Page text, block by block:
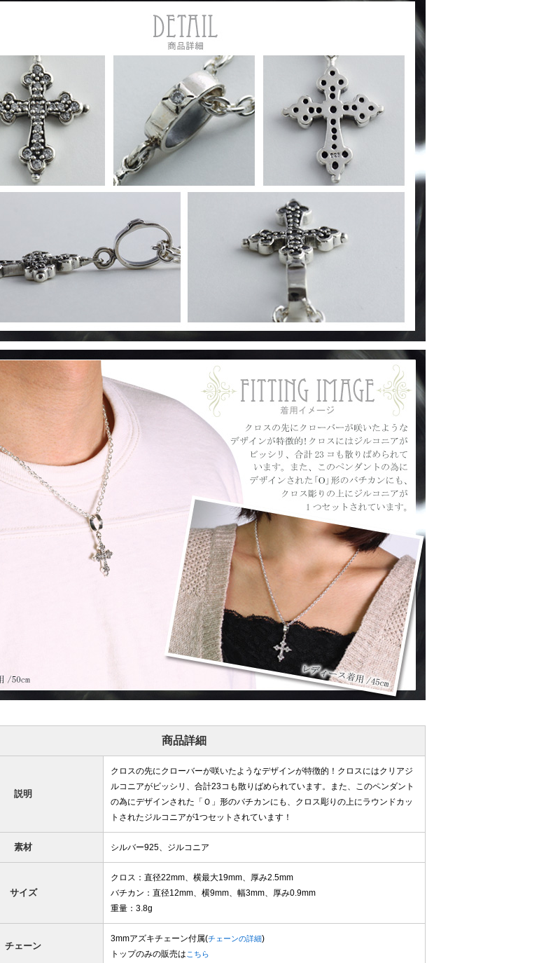
商品詳細
説明
クロスの先にクローバーが咲いたようなデザインが特徴的！クロスにはクリアジ
ルコニアがビッシリ、合計23コも散りばめられています。また、このペンダント
の為にデザインされた「Ｏ」形のバチカンにも、クロス彫りの上にラウンドカッ
トされたジルコニアが1つセットされています！
素材 シルバー925、ジルコニア
サイズ
クロス：直径22mm、横最大19mm、厚み2.5mm
バチカン：直径12mm、横9mm、幅3mm、厚み0.9mm
重量：3.8g
チェーン
3mmアズキチェーン付属(チェーンの詳細)
トップのみの販売は こちら